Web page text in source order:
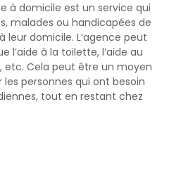
à domicile est un service qui
malades ou handicapées de
leur domicile. L’agence peut
l’aide à la toilette, l’aide au
etc. Cela peut être un moyen
personnes qui ont besoin
tout en restant chez